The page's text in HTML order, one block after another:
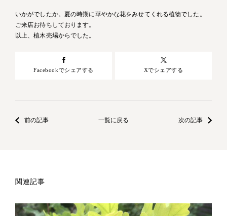
いかがでしたか。夏の時期に華やかな花をみせてくれる植物でした。
ご来店お待ちしております。
以上、植木売場からでした。
Facebookでシェアする Xでシェアする
前の記事 一覧に戻る 次の記事
関連記事